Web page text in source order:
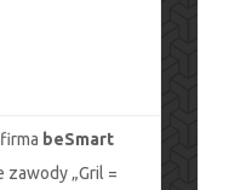
beSmart
zawody „Gril =